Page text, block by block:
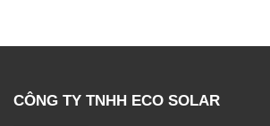
CÔNG TY TNHH ECO SOLAR